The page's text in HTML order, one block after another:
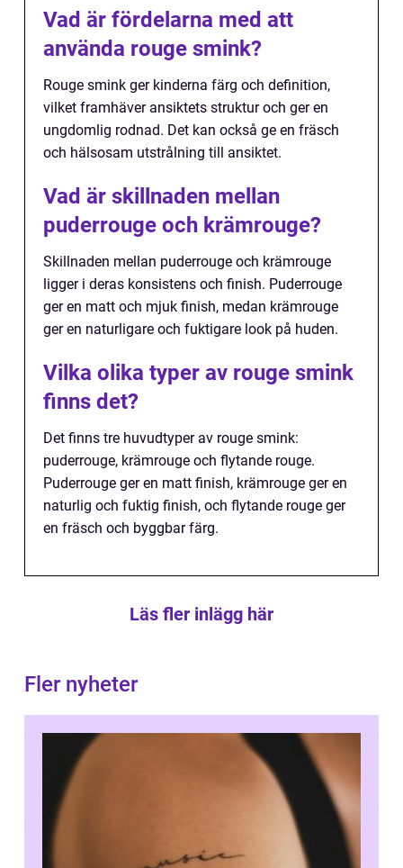
Vad är fördelarna med att
använda rouge smink?
Rouge smink ger kinderna färg och definition,
vilket framhäver ansiktets struktur och ger en
ungdomlig rodnad. Det kan också ge en fräsch
och hälsosam utstrålning till ansiktet.
Vad är skillnaden mellan
puderrouge och krämrouge?
Skillnaden mellan puderrouge och krämrouge
ligger i deras konsistens och finish. Puderrouge
ger en matt och mjuk finish, medan krämrouge
ger en naturligare och fuktigare look på huden.
Vilka olika typer av rouge smink
finns det?
Det finns tre huvudtyper av rouge smink:
puderrouge, krämrouge och flytande rouge.
Puderrouge ger en matt finish, krämrouge ger en
naturlig och fuktig finish, och flytande rouge ger
en fräsch och byggbar färg.
Läs fler inlägg här
Fler nyheter